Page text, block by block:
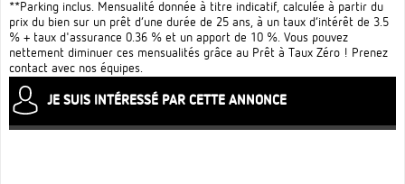
**Parking inclus. Mensualité donnée à titre indicatif, calculée à partir du
prix du bien sur un prêt d’une durée de 25 ans, à un taux d’intérêt de 3.5
% + taux d'assurance 0.36 % et un apport de 10 %. Vous pouvez
nettement diminuer ces mensualités grâce au Prêt à Taux Zéro ! Prenez
contact avec nos équipes.
JE SUIS INTÉRESSÉ PAR CETTE ANNONCE